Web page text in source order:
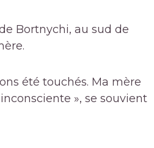
Bortnychi, au sud de
été touchés. Ma mère
», se souvient